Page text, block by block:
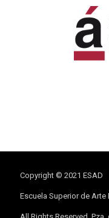
Copyright © 2021 ESAD
Escuela Superior de